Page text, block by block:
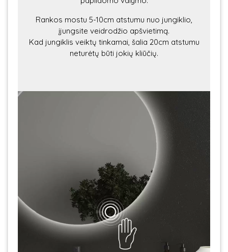
Rankos mostu 5-10cm atstumu nuo jungiklio,
įjungsite veidrodžio apšvietimą.
Kad jungiklis veiktų tinkamai, šalia 20cm atstumu
neturėtų būti jokių kliūčių.